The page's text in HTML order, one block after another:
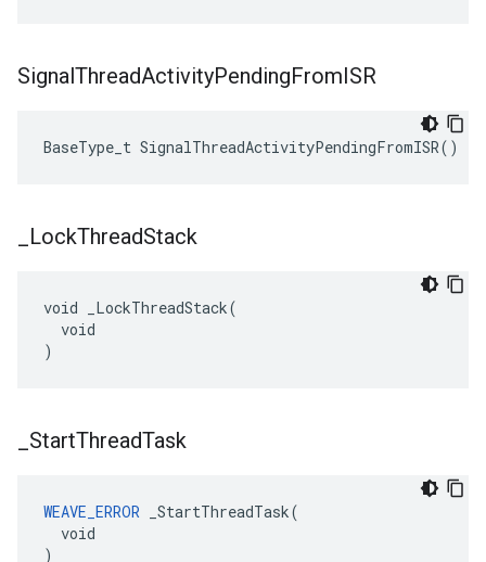
SignalThreadActivityPendingFromISR
BaseType_t SignalThreadActivityPendingFromISR()
LockThreadStack
void _LockThreadStack(
  void
)
StartThreadTask
WEAVE_ERROR _StartThreadTask(
  void
)